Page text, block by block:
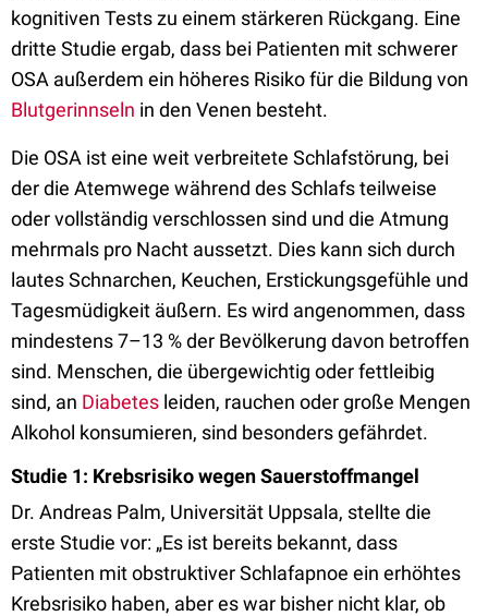
kognitiven Tests zu einem stärkeren Rückgang. Eine
dritte Studie ergab, dass bei Patienten mit schwerer
OSA außerdem ein höheres Risiko für die Bildung von
Blutgerinnseln in den Venen besteht.
Die OSA ist eine weit verbreitete Schlafstörung, bei
der die Atemwege während des Schlafs teilweise
oder vollständig verschlossen sind und die Atmung
mehrmals pro Nacht aussetzt. Dies kann sich durch
lautes Schnarchen, Keuchen, Erstickungsgefühle und
Tagesmüdigkeit äußern. Es wird angenommen, dass
mindestens 7–13 % der Bevölkerung davon betroffen
sind. Menschen, die übergewichtig oder fettleibig
sind, an Diabetes leiden, rauchen oder große Mengen
Alkohol konsumieren, sind besonders gefährdet.
Studie 1: Krebsrisiko wegen Sauerstoffmangel
Dr. Andreas Palm, Universität Uppsala, stellte die
erste Studie vor: „Es ist bereits bekannt, dass
Patienten mit obstruktiver Schlafapnoe ein erhöhtes
Krebsrisiko haben, aber es war bisher nicht klar, ob